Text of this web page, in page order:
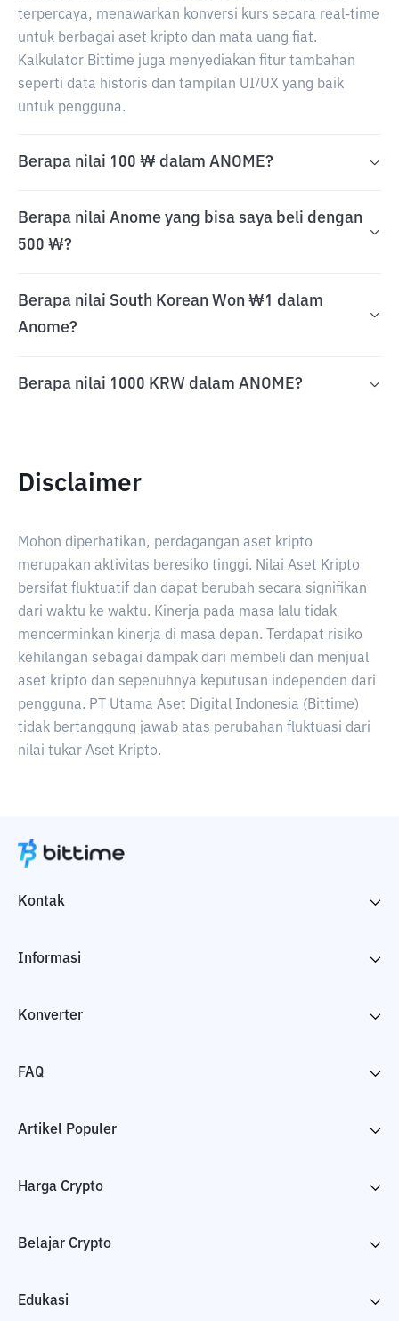
terpercaya, menawarkan konversi kurs secara real-time
untuk berbagai aset kripto dan mata uang fiat.
Kalkulator Bittime juga menyediakan fitur tambahan
seperti data historis dan tampilan UI/UX yang baik
untuk pengguna.
Berapa nilai 100 ₩ dalam ANOME?
Berapa nilai Anome yang bisa saya beli dengan
500 ₩?
Berapa nilai South Korean Won ₩1 dalam
Anome?
Berapa nilai 1000 KRW dalam ANOME?
Disclaimer
Mohon diperhatikan, perdagangan aset kripto
merupakan aktivitas beresiko tinggi. Nilai Aset Kripto
bersifat fluktuatif dan dapat berubah secara signifikan
dari waktu ke waktu. Kinerja pada masa lalu tidak
mencerminkan kinerja di masa depan. Terdapat risiko
kehilangan sebagai dampak dari membeli dan menjual
aset kripto dan sepenuhnya keputusan independen dari
pengguna. PT Utama Aset Digital Indonesia (Bittime)
tidak bertanggung jawab atas perubahan fluktuasi dari
nilai tukar Aset Kripto.
Kontak
Informasi
Konverter
FAQ
Artikel Populer
Harga Crypto
Belajar Crypto
Edukasi